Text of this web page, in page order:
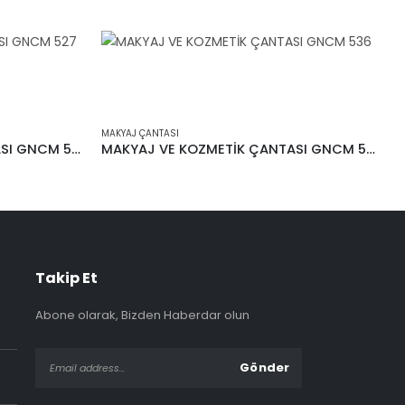
MAKYAJ VE KOZMETİK ÇANTASI GNCM 527
MAKYAJ ÇANTASI
MAKYAJ VE KOZMETİK ÇANTASI GNCM 536
Takip Et
Abone olarak, Bizden Haberdar olun